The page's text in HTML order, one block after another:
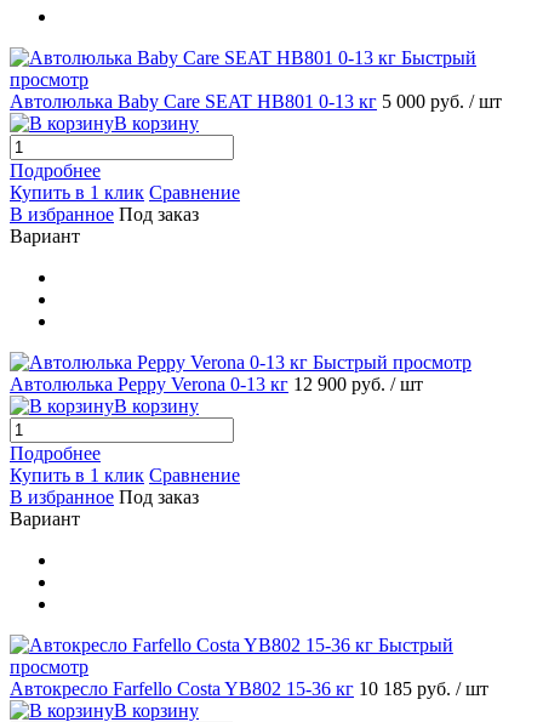
Быстрый
просмотр
Автолюлька Baby Care SEAT HB801 0-13 кг 5 000 руб. / шт
В корзину
Подробнее
Купить в 1 клик Сравнение
В избранное Под заказ
Вариант
Быстрый просмотр
Автолюлька Peppy Verona 0-13 кг 12 900 руб. / шт
В корзину
Подробнее
Купить в 1 клик Сравнение
В избранное Под заказ
Вариант
Быстрый
просмотр
Автокресло Farfello Costa YB802 15-36 кг 10 185 руб. / шт
В корзину